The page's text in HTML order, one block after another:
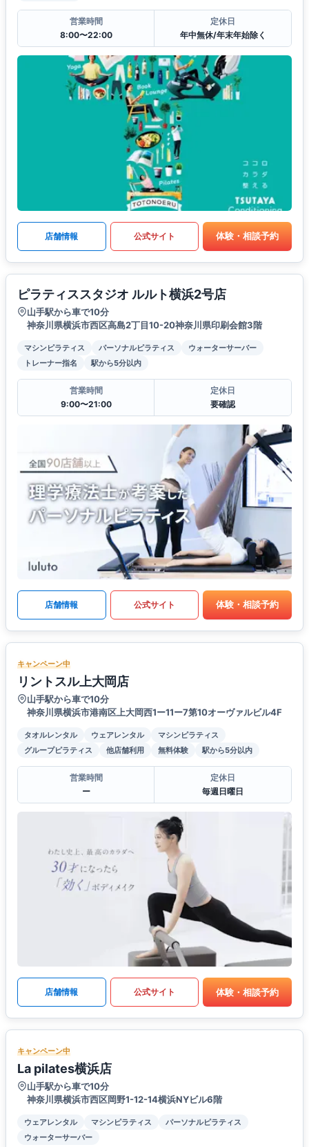
営業時間
8:00〜22:00
定休日
年中無休/年末年始除く
店舗情報 公式サイト 体験・相談予約
ピラティススタジオ ルルト横浜2号店
山手駅から車で10分
神奈川県横浜市西区高島2丁目10-20神奈川県印刷会館3階
マシンピラティス パーソナルピラティス
ウォーターサーバー
トレーナー指名
駅から5分以内
営業時間
9:00〜21:00
定休日
要確認
店舗情報 公式サイト 体験・相談予約
キャンペーン中
リントスル上大岡店
山手駅から車で10分
神奈川県横浜市港南区上大岡西1ー11ー7第10オーヴァルビル4F
タオルレンタル ウェアレンタル
マシンピラティス
グループピラティス
他店舗利用 無料体験 駅から5分以内
営業時間
ー
定休日
毎週日曜日
店舗情報 公式サイト 体験・相談予約
キャンペーン中
La pilates横浜店
山手駅から車で10分
神奈川県横浜市西区岡野1-12-14横浜NYビル6階
ウェアレンタル マシンピラティス
パーソナルピラティス
ウォーターサーバー